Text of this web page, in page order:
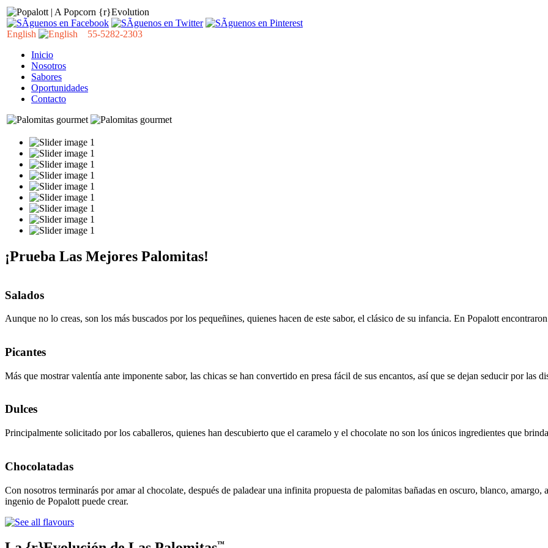
English
55-5282-2303
Inicio
Nosotros
Sabores
Oportunidades
Contacto
¡Prueba Las Mejores Palomitas!
Salados
Aunque no lo creas, son los más buscados por los pequeñines, quienes hacen de este sabor, el clásico de su infancia. En Popalott
Picantes
Más que mostrar valentía ante imponente sabor, las chicas se han convertido en presa fácil de sus encantos, así que se dejan seducir por las
Dulces
Principalmente solicitado por los caballeros, quienes han descubierto que el caramelo y el chocolate no son los únicos ingredientes que
Chocolatadas
Con nosotros terminarás por amar al chocolate, después de paladear una infinita propuesta de palomitas bañadas en oscuro, blanco,
ingenio de Popalott puede crear.
™